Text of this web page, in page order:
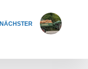
NÄCHSTER